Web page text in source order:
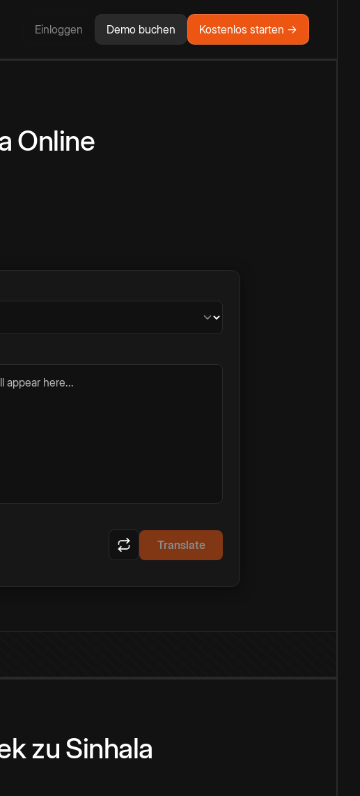
Einloggen Demo buchen Kostenlos starten →
Online
appear here...
Translate
zu Sinhala